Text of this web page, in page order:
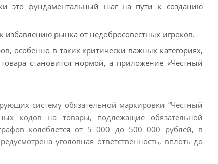
это фундаментальный шаг на пути к созданию
избавлению рынка от недобросовестных игроков.
особенно в таких критически важных категориях,
становится нормой, а приложение «Честный
систему обязательной маркировки “Честный
кодов на товары, подлежащие обязательной
колеблется от 5 000 до 500 000 рублей, в
уголовная ответственность, вплоть до